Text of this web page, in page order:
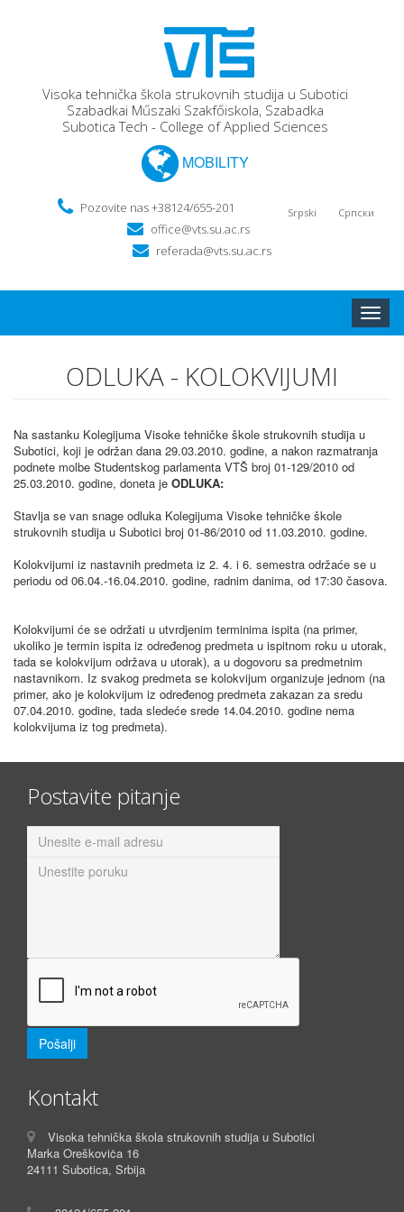
Visoka tehnička škola strukovnih studija u Subotici
Szabadkai Műszaki Szakfőiskola, Szabadka
Subotica Tech - College of Applied Sciences
MOBILITY
Srpski Српски
Pozovite nas +38124/655-201
office@vts.su.ac.rs
referada@vts.su.ac.rs
Toggle
ODLUKA - KOLOKVIJUMI
Na sastanku Kolegijuma Visoke tehničke škole strukovnih studija u
Subotici, koji je održan dana 29.03.2010. godine, a nakon razmatranja
podnete molbe Studentskog parlamenta VTŠ broj 01-129/2010 od
25.03.2010. godine, doneta je ODLUKA:
Stavlja se van snage odluka Kolegijuma Visoke tehničke škole
strukovnih studija u Subotici broj 01-86/2010 od 11.03.2010. godine.
Kolokvijumi iz nastavnih predmeta iz 2. 4. i 6. semestra održaće se u
periodu od 06.04.-16.04.2010. godine, radnim danima, od 17:30 časova.
Kolokvijumi će se održati u utvrdjenim terminima ispita (na primer,
ukoliko je termin ispita iz određenog predmeta u ispitnom roku u utorak,
tada se kolokvijum održava u utorak), a u dogovoru sa predmetnim
nastavnikom. Iz svakog predmeta se kolokvijum organizuje jednom (na
primer, ako je kolokvijum iz određenog predmeta zakazan za sredu
07.04.2010. godine, tada sledeće srede 14.04.2010. godine nema
kolokvijuma iz tog predmeta).
Postavite pitanje
Kontakt
Visoka tehnička škola strukovnih studija u Subotici
Marka Oreškoviċa 16
24111 Subotica, Srbija